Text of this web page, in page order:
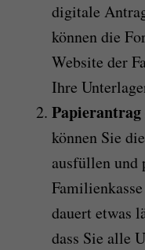
digitale
können die
Website der
Ihre
können Sie
ausfüllen und
dauert etwas
dass Sie alle